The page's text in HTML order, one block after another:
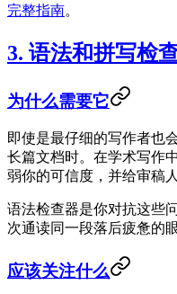
完整指南。
3. 语法和拼写检
为什么需要它
即使是最仔细的写作者也
长篇文档时。在学术写作
弱你的可信度，并给审稿
语法检查器是你对抗这些
次通读同一段落后疲惫的
应该关注什么